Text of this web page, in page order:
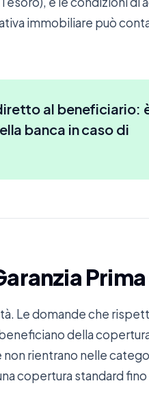
immobiliare può
al beneficiario:
banca in caso di
Prima
Le domande che
della
non rientrano nelle
copertura standard